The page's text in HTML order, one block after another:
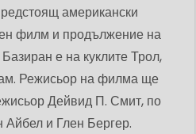
американски
филм и продължение на
е на куклите Трол,
Режисьор на филма ще
Дейвид П. Смит, по
и Глен Бергер.